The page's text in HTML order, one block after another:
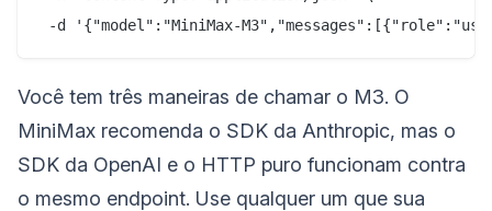
Você tem três maneiras de chamar o M3. O
MiniMax recomenda o SDK da Anthropic, mas o
SDK da OpenAI e o HTTP puro funcionam contra
o mesmo endpoint. Use qualquer um que sua